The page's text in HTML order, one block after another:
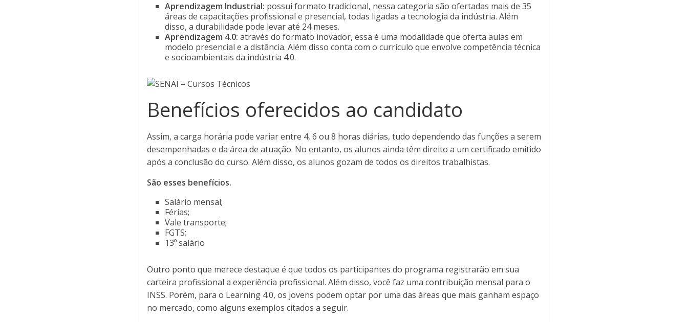
Aprendizagem Industrial: possui formato tradicional, nessa categoria são ofertadas mais de 35
áreas de capacitações profissional e presencial, todas ligadas a tecnologia da indústria. Além
disso, a durabilidade pode levar até 24 meses.
Aprendizagem 4.0: através do formato inovador, essa é uma modalidade que oferta aulas em
modelo presencial e a distância. Além disso conta com o currículo que envolve competência técnica
e socioambientais da indústria 4.0.
Benefícios oferecidos ao candidato
Assim, a carga horária pode variar entre 4, 6 ou 8 horas diárias, tudo dependendo das funções a serem
desempenhadas e da área de atuação. No entanto, os alunos ainda têm direito a um certificado emitido
após a conclusão do curso. Além disso, os alunos gozam de todos os direitos trabalhistas.
São esses benefícios.
Salário mensal;
Férias;
Vale transporte;
FGTS;
13º salário
Outro ponto que merece destaque é que todos os participantes do programa registrarão em sua
carteira profissional a experiência profissional. Além disso, você faz uma contribuição mensal para o
INSS. Porém, para o Learning 4.0, os jovens podem optar por uma das áreas que mais ganham espaço
no mercado, como alguns exemplos citados a seguir.